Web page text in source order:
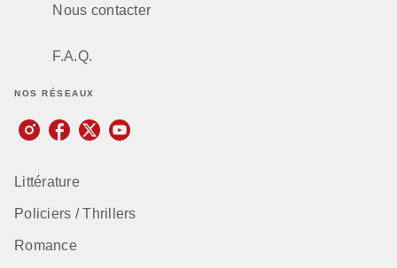
Nous contacter
F.A.Q.
NOS RÉSEAUX
Littérature
Policiers / Thrillers
Romance